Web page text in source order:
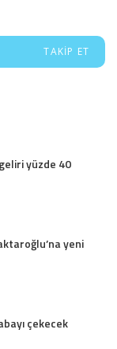
TAKIP ET
yüzde 40
yeni
çekecek